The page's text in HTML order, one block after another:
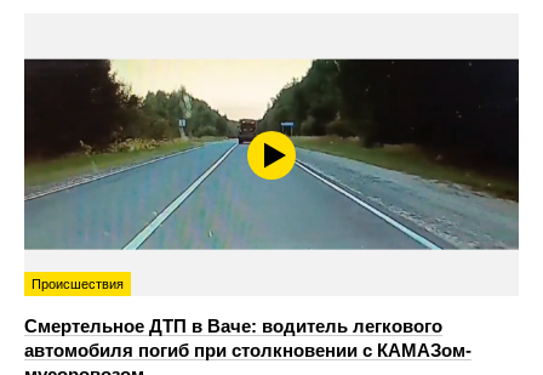
Происшествия
Смертельное ДТП в Ваче: водитель легкового
автомобиля погиб при столкновении с КАМАЗом-